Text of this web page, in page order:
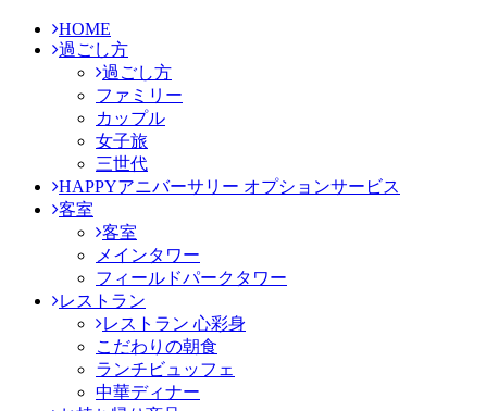
HOME
過ごし方
過ごし方
ファミリー
カップル
女子旅
三世代
HAPPYアニバーサリー オプションサービス
客室
客室
メインタワー
フィールドパークタワー
レストラン
レストラン 心彩身
こだわりの朝食
ランチビュッフェ
中華ディナー